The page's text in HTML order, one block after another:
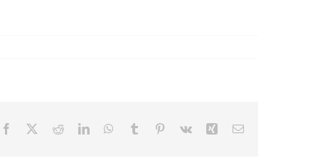
Facebook RedditLinkedInWhatsApp
Tumblr Pinterest
Vk XingEmail